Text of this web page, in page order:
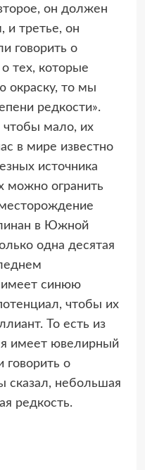
он должен
и третье, он
говорить о
тех, которые
окраску, то мы
редкости».
чтобы мало, их
в мире известно
источника
можно огранить
в Южной
одна десятая
имеет синюю
чтобы их
То есть из
имеет ювелирный
говорить о
сказал, небольшая
редкость.